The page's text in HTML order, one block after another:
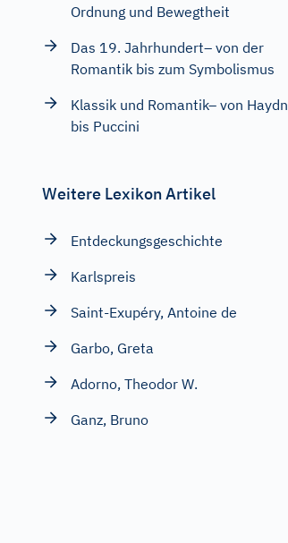
Ordnung und Bewegtheit
Das 19. Jahrhundert– von der
Romantik bis zum Symbolismus
Klassik und Romantik– von Haydn
bis Puccini
Weitere Lexikon Artikel
Entdeckungsgeschichte
Karlspreis
Saint-Exupéry, Antoine de
Garbo, Greta
Adorno, Theodor W.
Ganz, Bruno